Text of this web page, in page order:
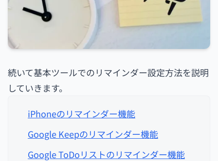
続いて基本ツールでのリマインダー設定方法を説明
していきます。
iPhoneのリマインダー機能
Google Keepのリマインダー機能
Google ToDoリストのリマインダー機能